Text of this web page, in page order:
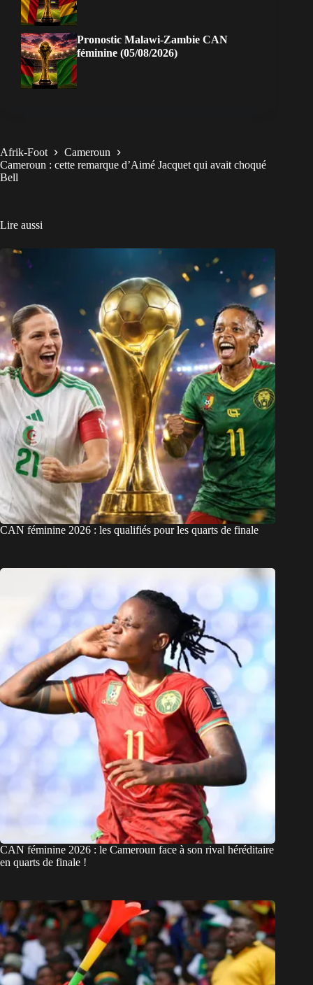
Pronostic Malawi-Zambie CAN
féminine (05/08/2026)
Afrik-Foot
Cameroun
Cameroun : cette remarque d’Aimé Jacquet qui avait choqué
Bell
Lire aussi
CAN féminine 2026 : les qualifiés pour les quarts de finale
CAN féminine 2026 : le Cameroun face à son rival héréditaire
en quarts de finale !